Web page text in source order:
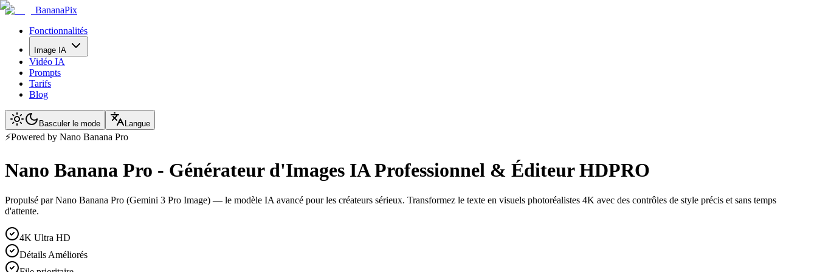
BananaPix
Fonctionnalités
Image IA
Vidéo IA
Prompts
Tarifs
Blog
Basculer le mode Langue
⚡Powered by Nano Banana Pro
Nano Banana Pro - Générateur d'Images IA Professionnel & Éditeur HDPRO
Propulsé par Nano Banana Pro (Gemini 3 Pro Image) — le modèle IA avancé pour les créateurs sérieux. Transformez le texte en visuels photoréalistes 4K avec des contrôles de style précis et sans temps
d'attente.
4K Ultra HD
Détails Améliorés